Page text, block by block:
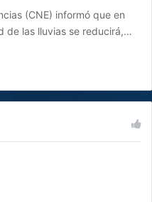
(CNE) informó que en
de las lluvias se reducirá,…